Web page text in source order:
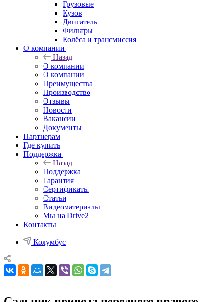
Грузовые
Кузов
Двигатель
Фильтры
Колёса и трансмиссия
О компании
Назад
О компании
О компании
Преимущества
Производство
Отзывы
Новости
Вакансии
Документы
Партнерам
Где купить
Поддержка
Назад
Поддержка
Гарантия
Сертификаты
Статьи
Видеоматериалы
Мы на Drive2
Контакты
Колумбус